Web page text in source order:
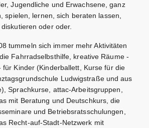
Jugendliche und Erwachsene, ganz
spielen, lernen, sich beraten lassen,
oder oder.
tummeln sich immer mehr Aktivitäten
Fahrradselbsthilfe, kreative Räume -
für Kinder (Kinderballett, Kurse für die
Ludwigstraße und aus
Sprachkurse, attac-Arbeitsgruppen,
mit Beratung und Deutschkurs, die
und Betriebsratsschulungen,
Recht-auf-Stadt-Netzwerk mit